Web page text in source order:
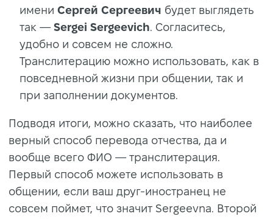
имени Сергей Сергеевич будет выглядеть
так — Sergei Sergeevich. Согласитесь,
удобно и совсем не сложно.
Транслитерацию можно использовать, как в
повседневной жизни при общении, так и
при заполнении документов.
Подводя итоги, можно сказать, что наиболее
верный способ перевода отчества, да и
вообще всего ФИО — транслитерация.
Первый способ можете использовать в
общении, если ваш друг-иностранец не
совсем поймет, что значит Sergeevna. Второй